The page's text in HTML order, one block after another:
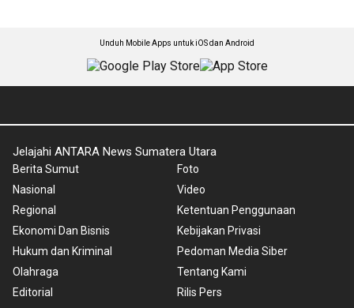
Unduh Mobile Apps untuk iOS dan Android
Jelajahi ANTARA News Sumatera Utara
Berita Sumut
Nasional
Regional
Ekonomi Dan Bisnis
Hukum dan Kriminal
Olahraga
Editorial
Foto
Video
Ketentuan Penggunaan
Kebijakan Privasi
Pedoman Media Siber
Tentang Kami
Rilis Pers